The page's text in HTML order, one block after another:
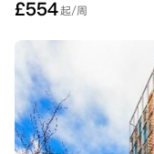
£554起/周